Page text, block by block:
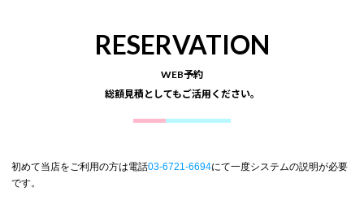
RESERVATION
WEB予約
総額見積としてもご活用ください。
初めて当店をご利用の方は電話03-6721-6694にて一度システムの説明が必要
です。